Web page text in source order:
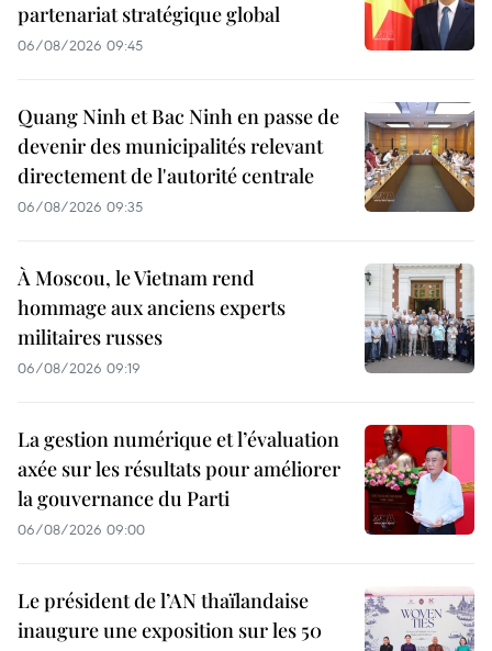
partenariat stratégique global
06/08/2026 09:45
Quang Ninh et Bac Ninh en passe de
devenir des municipalités relevant
directement de l'autorité centrale
06/08/2026 09:35
À Moscou, le Vietnam rend
hommage aux anciens experts
militaires russes
06/08/2026 09:19
La gestion numérique et l’évaluation
axée sur les résultats pour améliorer
la gouvernance du Parti
06/08/2026 09:00
Le président de l’AN thaïlandaise
inaugure une exposition sur les 50